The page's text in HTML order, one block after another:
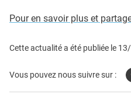
Pour en savoir plus et
Cette actualité a été publiée le
Vous pouvez nous suivre sur :